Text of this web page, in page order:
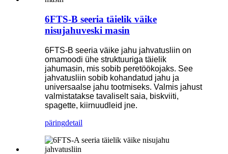
6FTS-B seeria täielik väike
nisujahuveski masin
6FTS-B seeria väike jahu jahvatusliin on
omamoodi ühe struktuuriga täielik
jahumasin, mis sobib peretöökojaks. See
jahvatusliin sobib kohandatud jahu ja
universaalse jahu tootmiseks. Valmis jahust
valmistatakse tavaliselt saia, biskviiti,
spagette, kiirnuudleid jne.
päringdetail